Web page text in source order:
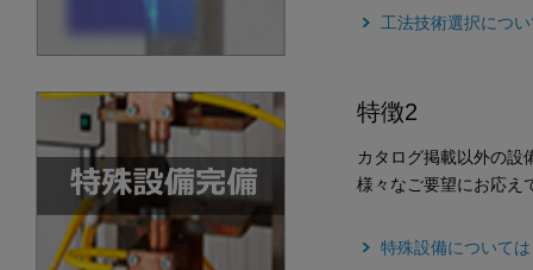
工法技術選択につ
特徴2
カタログ掲載以外の設
様々なご要望にお応え
特殊設備について